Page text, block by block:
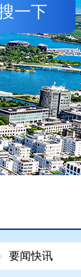
要闻快讯